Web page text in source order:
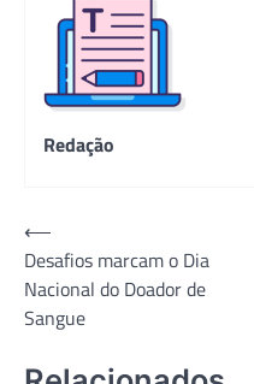
Redação
Navegação
de
Post
⟵
Desafios marcam o Dia
Nacional do Doador de
Sangue